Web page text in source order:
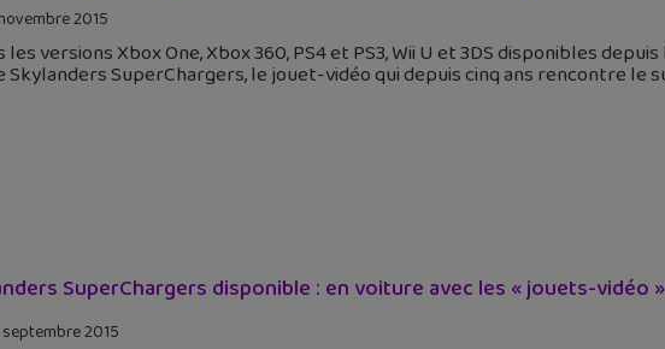
2015
les versions Xbox One, Xbox 360, PS4 et PS3, Wii U et 3DS disponibles
Skylanders SuperChargers, le jouet-vidéo qui depuis cinq ans rencontre le
SuperChargers disponible : en voiture avec les « jouets-vidéo
2015